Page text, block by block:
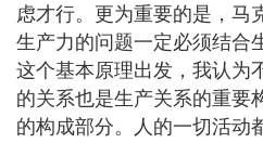
虑才行。更为重要的是，马
生产力的问题一定必须结合
这个基本原理出发，我认为
的关系也是生产关系的重要
的构成部分。人的一切活动